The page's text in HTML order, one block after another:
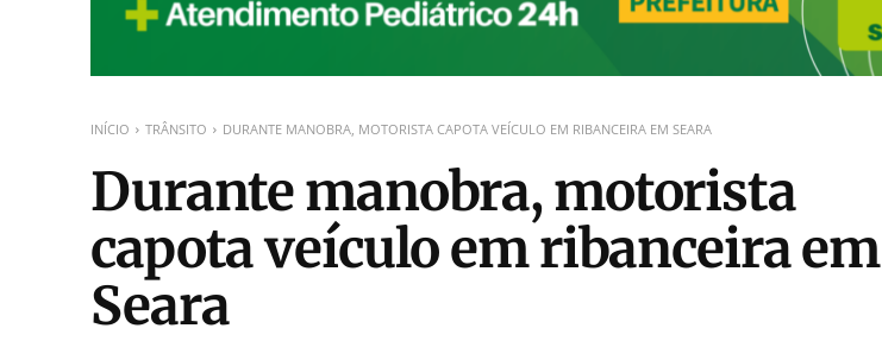
INÍCIO TRÂNSITO DURANTE MANOBRA, MOTORISTA CAPOTA VEÍCULO EM RIBANCEIRA EM SEARA
Durante manobra, motorista
capota veículo em ribanceira em
Seara